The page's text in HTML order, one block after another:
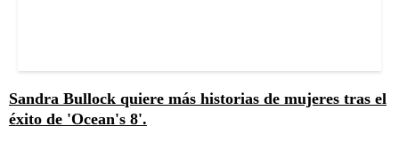
Sandra Bullock quiere más historias de mujeres tras el
éxito de 'Ocean's 8'.